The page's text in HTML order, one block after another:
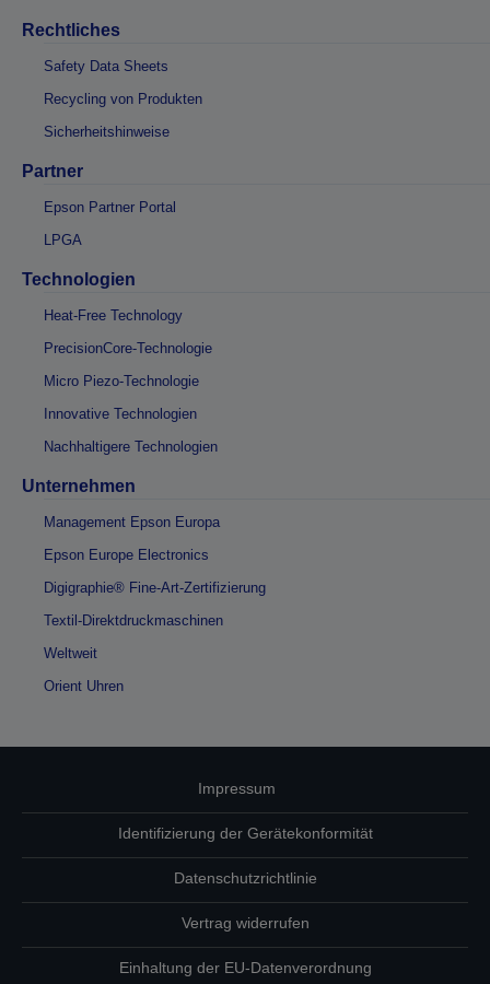
Rechtliches
Safety Data Sheets
Recycling von Produkten
Sicherheitshinweise
Partner
Epson Partner Portal
LPGA
Technologien
Heat-Free Technology
PrecisionCore-Technologie
Micro Piezo-Technologie
Innovative Technologien
Nachhaltigere Technologien
Unternehmen
Management Epson Europa
Epson Europe Electronics
Digigraphie® Fine-Art-Zertifizierung
Textil-Direktdruckmaschinen
Weltweit
Orient Uhren
Impressum
Identifizierung der Gerätekonformität
Datenschutzrichtlinie
Vertrag widerrufen
Einhaltung der EU-Datenverordnung